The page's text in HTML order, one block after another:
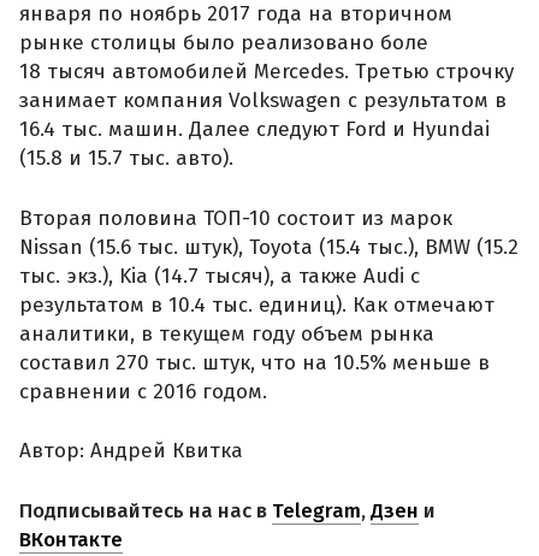
января по ноябрь 2017 года на вторичном
рынке столицы было реализовано боле
18 тысяч автомобилей Mercedes. Третью строчку
занимает компания Volkswagen с результатом в
16.4 тыс. машин. Далее следуют Ford и Hyundai
(15.8 и 15.7 тыс. авто).
Вторая половина ТОП-10 состоит из марок
Nissan (15.6 тыс. штук), Toyota (15.4 тыс.), BMW (15.2
тыс. экз.), Kia (14.7 тысяч), а также Audi с
результатом в 10.4 тыс. единиц). Как отмечают
аналитики, в текущем году объем рынка
составил 270 тыс. штук, что на 10.5% меньше в
сравнении с 2016 годом.
Автор: Андрей Квитка
Подписывайтесь на нас в Telegram,Дзен и
ВКонтакте